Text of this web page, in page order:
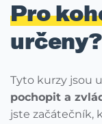
Pro
určeny?
Tyto kurzy jsou
pochopit a
jste začátečník,